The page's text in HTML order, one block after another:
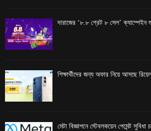
দারাজের ‘৮.৮ গ্রেট ৮ সেল’ ক্যাম্পেইন
শিক্ষার্থীদের জন্য অফার নিয়ে আসছে
মেটা বিজ্ঞাপনে স্টেবলকয়েন পেমেন্ট সুবিধা